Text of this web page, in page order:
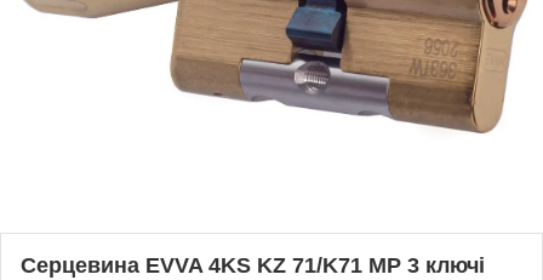
Серцевина EVVA 4KS KZ 71/K71 MP 3 ключі